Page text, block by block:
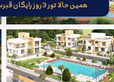
همین حالا تور 3 روز رایگان قبرس شمالی را رزرو کنید